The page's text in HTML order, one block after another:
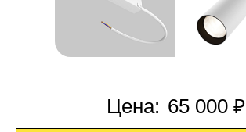
Цена: 65 000 ₽